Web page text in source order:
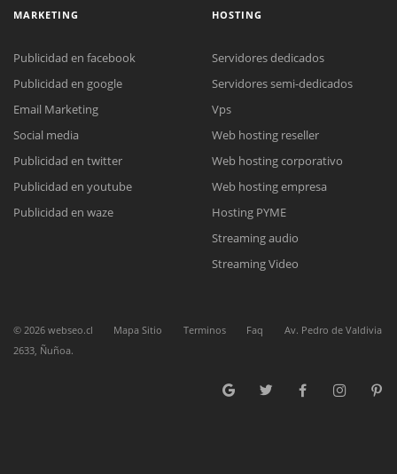
Reunión online
Nuestros ejecutivos le enviarán un correo electrónico con el enlace a
Meet para la reunión online.
Cotización
Complete el formulario y nos contactaremos a la brevedad.
Chat Online
para enviarnos un correo electrónico con sus datos personales.
MARKETING
Publicidad en facebook
Publicidad en google
Email Marketing
Social media
Publicidad en twitter
Publicidad en youtube
Publicidad en waze
HOSTING
Servidores dedicados
Servidores semi-dedicados
Vps
Web hosting reseller
Web hosting corporativo
Web hosting empresa
Hosting PYME
Streaming audio
Streaming Video
© 2026 webseo.cl Mapa Sitio Terminos Faq
Av. Pedro de Valdivia
2633, Ñuñoa.